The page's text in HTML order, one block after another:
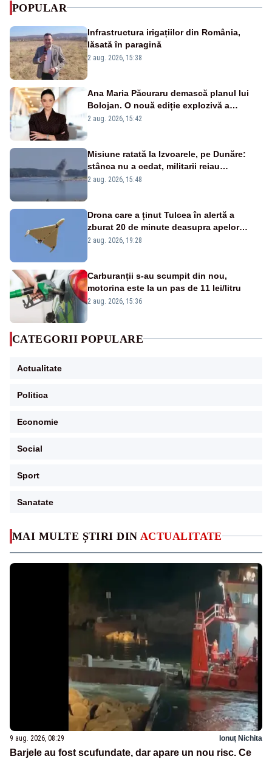
MAI MULTE ȘTIRI DIN ACTUALITATE
9 aug. 2026, 08:29 Ionuț Nichita
Barjele au fost scufundate, dar apare un nou risc. Ce
POPULAR
Infrastructura irigațiilor din România,
lăsată în paragină
2 aug. 2026, 15:38
Ana Maria Păcuraru demască planul lui
Bolojan. O nouă ediție explozivă a
emisiunii „Miza Zilei” la Realitatea PLUS
2 aug. 2026, 15:42
Misiune ratată la Izvoarele, pe Dunăre:
stânca nu a cedat, militarii reiau
detonările luni – VIDEO
2 aug. 2026, 15:48
Drona care a ținut Tulcea în alertă a
zburat 20 de minute deasupra apelor
României. Au fost ridicate două F-16
2 aug. 2026, 19:28
Carburanții s-au scumpit din nou,
motorina este la un pas de 11 lei/litru
2 aug. 2026, 15:36
CATEGORII POPULARE
Actualitate
Politica
Economie
Social
Sport
Sanatate